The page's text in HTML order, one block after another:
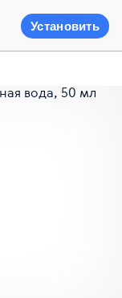
Установить